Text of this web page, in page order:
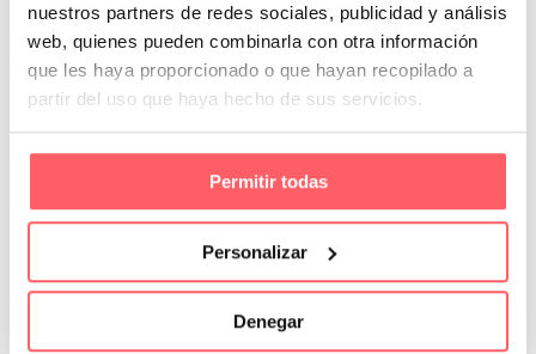
nuestros partners de redes sociales, publicidad y análisis
web, quienes pueden combinarla con otra información
que les haya proporcionado o que hayan recopilado a
partir del uso que haya hecho de sus servicios.
Permitir todas
Personalizar
Denegar
Las habitaciones juveniles son espacios de transición donde convive
el descanso, estudio, ocio y mucha personalidad. No basta con
decorar…
Leer Más
Conoce Cortinas Sanmar